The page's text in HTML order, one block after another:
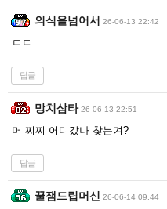
의식을넘어서 26-06-13 22:42
ㄷㄷ
답글
망치삼타 26-06-13 22:51
머 찌찌 어디갔나 찾는겨?
답글
꿀잼드립머신 26-06-14 09:44